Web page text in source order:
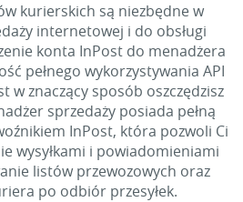
kurierskich są niezbędne w
internetowej i do obsługi
konta InPost do menadżera
pełnego wykorzystywania API
w znaczący sposób oszczędzisz
sprzedaży posiada pełną
InPost, która pozwoli Ci
wysyłkami i powiadomieniami
listów przewozowych oraz
po odbiór przesyłek.